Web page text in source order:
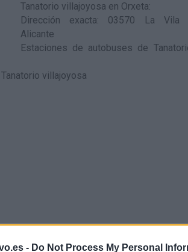
- Do Not Process My Personal
Tanatorio villajoyosa en Orxeta:
Dirección exacta: 03570 La Vila
Alicante
Estaciones de autobuses de